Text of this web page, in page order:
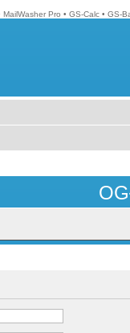
MailWasher Pro • GS-Calc • GS-